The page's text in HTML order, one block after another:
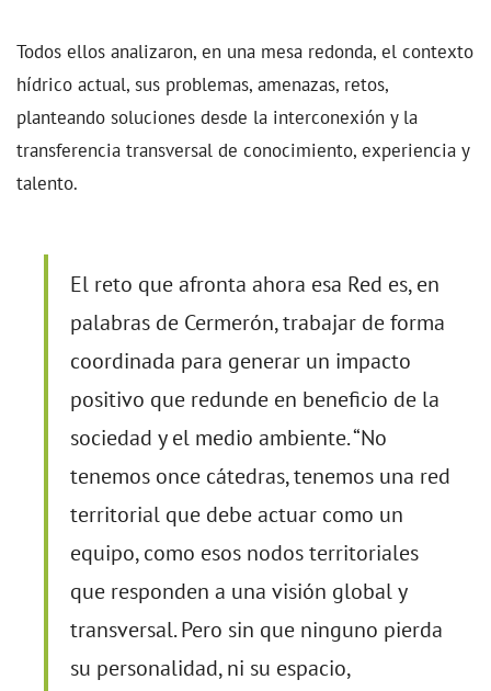
Todos ellos analizaron, en una mesa redonda, el contexto
hídrico actual, sus problemas, amenazas, retos,
planteando soluciones desde la interconexión y la
transferencia transversal de conocimiento, experiencia y
talento.
El reto que afronta ahora esa Red es, en
palabras de Cermerón, trabajar de forma
coordinada para generar un impacto
positivo que redunde en beneficio de la
sociedad y el medio ambiente. “No
tenemos once cátedras, tenemos una red
territorial que debe actuar como un
equipo, como esos nodos territoriales
que responden a una visión global y
transversal. Pero sin que ninguno pierda
su personalidad, ni su espacio,